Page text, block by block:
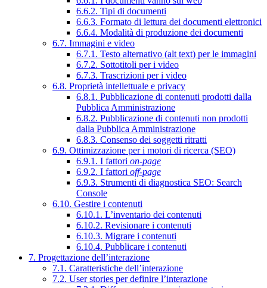
6.6.2. Tipi di documenti
6.6.3. Formato di lettura dei documenti elettronici
6.6.4. Modalità di produzione dei documenti
6.7. Immagini e video
6.7.1. Testo alternativo (alt text) per le immagini
6.7.2. Sottotitoli per i video
6.7.3. Trascrizioni per i video
6.8. Proprietà intellettuale e privacy
6.8.1. Pubblicazione di contenuti prodotti dalla
Pubblica Amministrazione
6.8.2. Pubblicazione di contenuti non prodotti
dalla Pubblica Amministrazione
6.8.3. Consenso dei soggetti ritratti
6.9. Ottimizzazione per i motori di ricerca (SEO)
6.9.1. I fattori on-page
6.9.2. I fattori off-page
6.9.3. Strumenti di diagnostica SEO: Search
Console
6.10. Gestire i contenuti
6.10.1. L’inventario dei contenuti
6.10.2. Revisionare i contenuti
6.10.3. Migrare i contenuti
6.10.4. Pubblicare i contenuti
7. Progettazione dell’interazione
7.1. Caratteristiche dell’interazione
7.2. User stories per definire l’interazione